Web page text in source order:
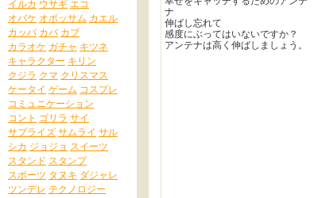
イルカ ウサギ エコ
オバケ オポッサム カエル
カッパ カバ カブ
カラオケ ガチャ キツネ
キャラクター キリン
クジラ クマ クリスマス
ケータイ ゲーム コスプレ
コミュニケーション
コント ゴリラ サイ
サプライズサムライ サル
シカ ジョジョ スイーツ
スタンド スタンプ
スポーツ タヌキ ダジャレ
ツンデレ テクノロジー
ナ
伸ばし忘れて
感度にぶってはいないですか？
アンテナは高く伸ばしましょう。